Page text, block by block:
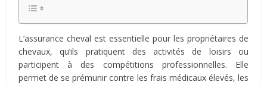
L’assurance cheval est essentielle pour les propriétaires de
chevaux, qu’ils pratiquent des activités de loisirs ou
participent à des compétitions professionnelles. Elle
permet de se prémunir contre les frais médicaux élevés, les